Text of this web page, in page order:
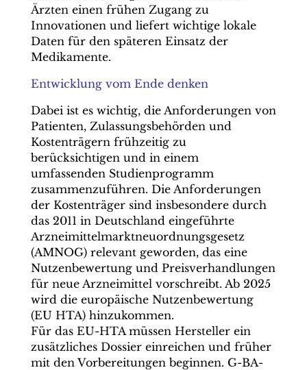
Ärzten einen frühen Zugang zu
Innovationen und liefert wichtige lokale
Daten für den späteren Einsatz der
Medikamente.
Entwicklung vom Ende denken
Dabei ist es wichtig, die Anforderungen von
Patienten, Zulassungsbehörden und
Kostenträgern frühzeitig zu
berücksichtigen und in einem
umfassenden Studienprogramm
zusammenzuführen. Die Anforderungen
der Kostenträger sind insbesondere durch
das 2011 in Deutschland eingeführte
Arzneimittelmarktneuordnungsgesetz
(AMNOG) relevant geworden, das eine
Nutzenbewertung und Preisverhandlungen
für neue Arzneimittel vorschreibt. Ab 2025
wird die europäische Nutzenbewertung
(EU HTA) hinzukommen.
Für das EU-HTA müssen Hersteller ein
zusätzliches Dossier einreichen und früher
mit den Vorbereitungen beginnen. G-BA-